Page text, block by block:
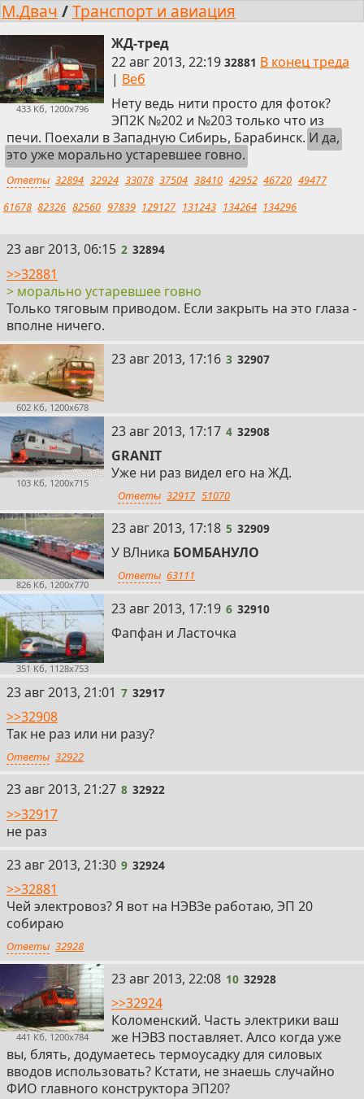
М.Двач /Транспорт и авиация
433 Кб, 1200x796
ЖД-тред
22 авг 2013, 22:19 32881 В конец треда
| Веб
Нету ведь нити просто для фоток?
ЭП2К №202 и №203 только что из
печи. Поехали в Западную Сибирь, Барабинск. И да,
это уже морально устаревшее говно.
Ответы 32894 32924 33078 37504 38410 42952 46720 49477
61678 82326 82560 97839 129127 131243 134264 134296
2
23 авг 2013, 06:15 2 32894
>>32881
> морально устаревшее говно
Только тяговым приводом. Если закрыть на это глаза -
вполне ничего.
602 Кб, 1200x678
3
23 авг 2013, 17:16 3 32907
103 Кб, 1200x715
4
23 авг 2013, 17:17 4 32908
GRANIT
Уже ни раз видел его на ЖД.
Ответы 32917 51070
826 Кб, 1200x770
5
23 авг 2013, 17:18 5 32909
У ВЛника БОМБАНУЛО
Ответы 63111
351 Кб, 1128x753
6
23 авг 2013, 17:19 6 32910
Фапфан и Ласточка
7
23 авг 2013, 21:01 7 32917
>>32908
Так не раз или ни разу?
Ответы 32922
8
23 авг 2013, 21:27 8 32922
>>32917
не раз
9
23 авг 2013, 21:30 9 32924
>>32881
Чей электровоз? Я вот на НЭВЗе работаю, ЭП 20
собираю
Ответы 32928
441 Кб, 1200x784
10
23 авг 2013, 22:08 10 32928
>>32924
Коломенский. Часть электрики ваш
же НЭВЗ поставляет. Алсо когда уже
вы, блять, додумаетесь термоусадку для силовых
вводов использовать? Кстати, не знаешь случайно
ФИО главного конструктора ЭП20?